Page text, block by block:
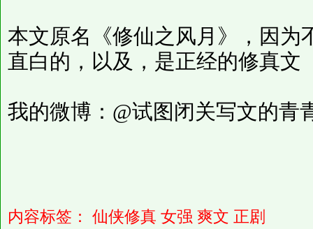
本文原名《修仙之风月》，因为
直白的，以及，是正经的修真文
我的微博：@试图闭关写文的青
内容标签： 仙侠修真 女强 爽文 正剧